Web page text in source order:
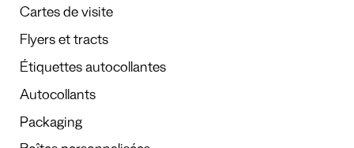
Cartes de visite
Flyers et tracts
Étiquettes autocollantes
Autocollants
Packaging